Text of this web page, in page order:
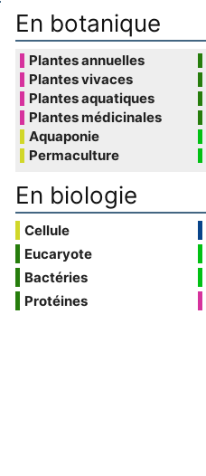
En botanique
Plantes annuelles
Plantes vivaces
Plantes aquatiques
Plantes médicinales
Aquaponie
Permaculture
En biologie
Cellule
Eucaryote
Bactéries
Protéines